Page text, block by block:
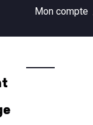
Mon compte